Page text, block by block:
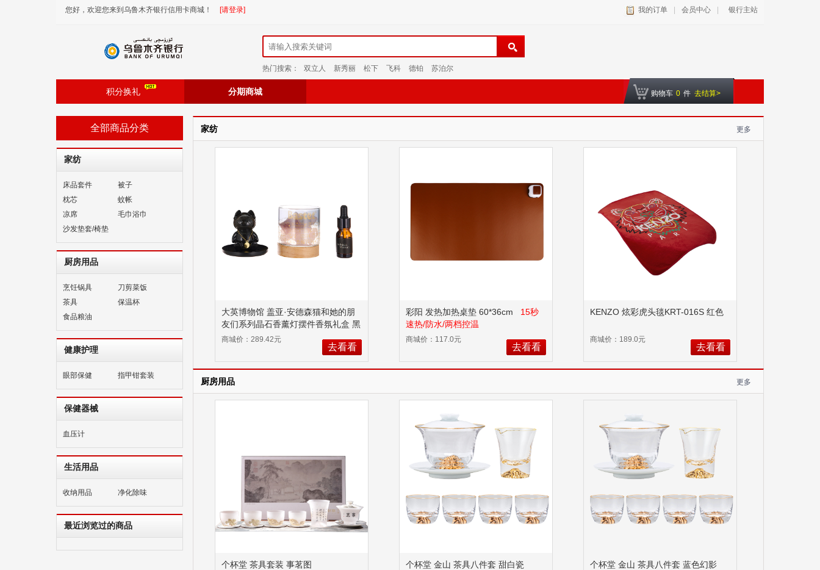
您好，欢迎您来到乌鲁木齐银行信用卡商城！ [请登录] 我的订单 会员中心 银行主站
热门搜索： 双立人 新秀丽 松下 飞科 德铂 苏泊尔
积分换礼 分期商城 购物车 0 件 去结算>
全部商品分类
家纺
床品套件
被子
枕芯
蚊帐
凉席
毛巾浴巾
沙发垫套/椅垫
厨房用品
烹饪锅具
刀剪菜饭
茶具
保温杯
食品粮油
健康护理
眼部保健 指甲钳套装
保健器械
血压计
生活用品
收纳用品 净化除味
最近浏览过的商品
家纺 更多
大英博物馆 盖亚·安德森猫和她的朋
友们系列晶石香薰灯摆件香氛礼盒 黑
色
商城价：289.42元
去看看
彩阳 发热加热桌垫 60*36cm
15秒
速热/防水/两档控温
商城价：117.0元
去看看
KENZO 炫彩虎头毯KRT-016S 红色
商城价：189.0元
去看看
厨房用品 更多
个杯堂 茶具套装 事茗图 个杯堂 金山 茶具八件套 甜白瓷 个杯堂 金山 茶具八件套 蓝色幻影